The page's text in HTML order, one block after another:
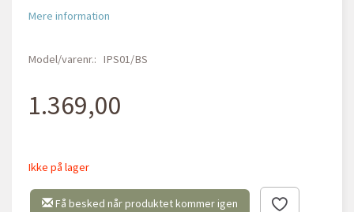
Mere information
Model/varenr.: IPS01/BS
1.369,00
Ikke på lager
Få besked når produktet kommer igen